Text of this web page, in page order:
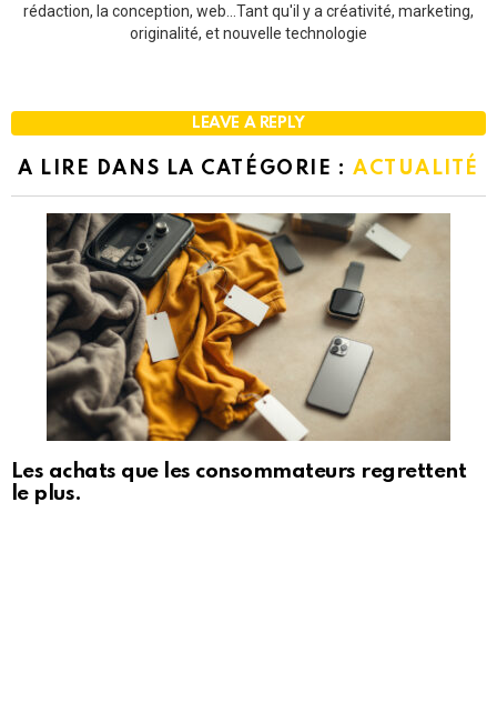
rédaction, la conception, web...Tant qu'il y a créativité, marketing,
originalité, et nouvelle technologie
LEAVE A REPLY
A LIRE DANS LA CATÉGORIE : ACTUALITÉ
Les achats que les consommateurs regrettent
le plus.